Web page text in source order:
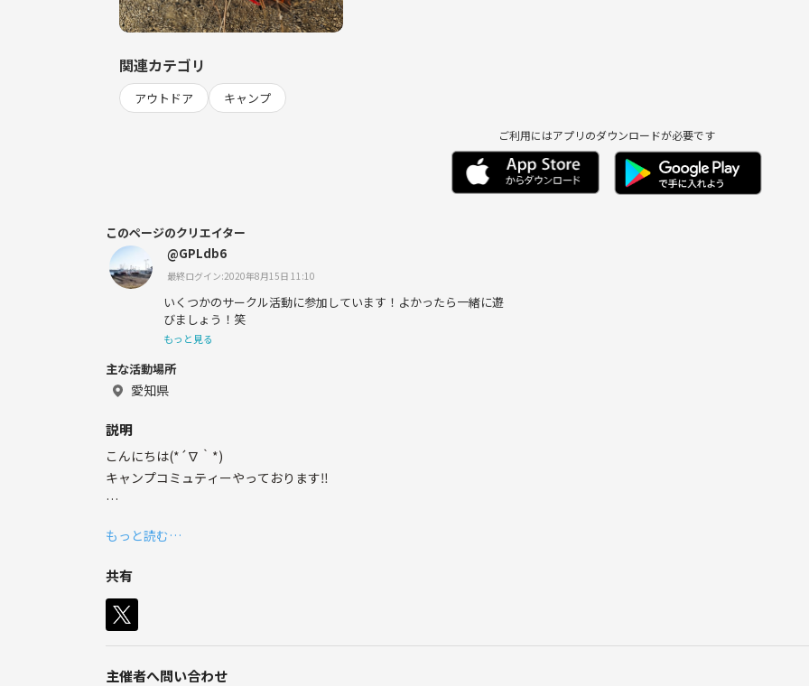
関連カテゴリ
アウトドア キャンプ
ご利用にはアプリのダウンロードが必要です
このページのクリエイター
@GPLdb6
最終ログイン:2020年8月15日 11:10
いくつかのサークル活動に参加しています！よかったら一緒に遊
びましょう！笑
もっと見る
主な活動場所
愛知県
説明
こんにちは(*´∇｀*)
キャンプコミュティーやっております‼️
なので色々な人と話してみたいので、
キャンプコミュニティー盛り上げたいです✨
初めましてなので、イベント参加前にはお茶でもして、話せれたらいいなと思いますのでご了承ください(о´∀`о)
もっと読む…
共有
主催者へ問い合わせ